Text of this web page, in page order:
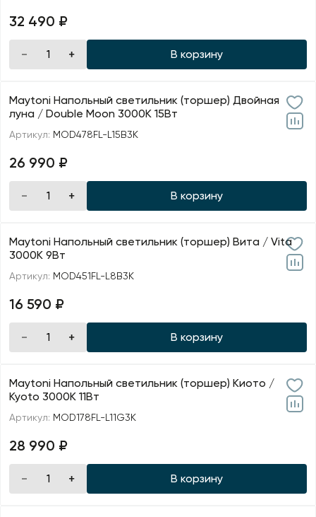
32 490 ₽
В корзину
Maytoni Напольный светильник (торшер) Двойная
луна / Double Moon 3000К 15Вт
Артикул: MOD478FL-L15B3K
26 990 ₽
В корзину
Maytoni Напольный светильник (торшер) Вита / Vita
3000К 9Вт
Артикул: MOD451FL-L8B3K
16 590 ₽
В корзину
Maytoni Напольный светильник (торшер) Киото /
Kyoto 3000К 11Вт
Артикул: MOD178FL-L11G3K
28 990 ₽
В корзину